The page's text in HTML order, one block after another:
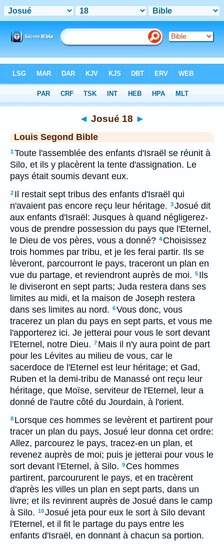
> Josué 18
◄ Josué 18 ►
Louis Segond Bible
1Toute l'assemblée des enfants d'Israël se réunit à
Silo, et ils y placèrent la tente d'assignation. Le
pays était soumis devant eux.
2 Il restait sept tribus des enfants d'Israël qui
n'avaient pas encore reçu leur héritage. 3Josué dit
aux enfants d'Israël: Jusques à quand négligerez-
vous de prendre possession du pays que l'Eternel,
le Dieu de vos pères, vous a donné? 4 Choisissez
trois hommes par tribu, et je les ferai partir. Ils se
lèveront, parcourront le pays, traceront un plan en
vue du partage, et reviendront auprès de moi. 5 Ils
le diviseront en sept parts; Juda restera dans ses
limites au midi, et la maison de Joseph restera
dans ses limites au nord. 6Vous donc, vous
tracerez un plan du pays en sept parts, et vous me
l'apporterez ici. Je jetterai pour vous le sort devant
l'Eternel, notre Dieu. 7 Mais il n'y aura point de part
pour les Lévites au milieu de vous, car le
sacerdoce de l'Eternel est leur héritage; et Gad,
Ruben et la demi-tribu de Manassé ont reçu leur
héritage, que Moïse, serviteur de l'Eternel, leur a
donné de l'autre côté du Jourdain, à l'orient.
8 Lorsque ces hommes se levèrent et partirent pour
tracer un plan du pays, Josué leur donna cet ordre:
Allez, parcourez le pays, tracez-en un plan, et
revenez auprès de moi; puis je jetterai pour vous le
sort devant l'Eternel, à Silo. 9 Ces hommes
partirent, parcoururent le pays, et en tracèrent
d'après les villes un plan en sept parts, dans un
livre; et ils revinrent auprès de Josué dans le camp
à Silo. 10Josué jeta pour eux le sort à Silo devant
l'Eternel, et il fit le partage du pays entre les
enfants d'Israël, en donnant à chacun sa portion.